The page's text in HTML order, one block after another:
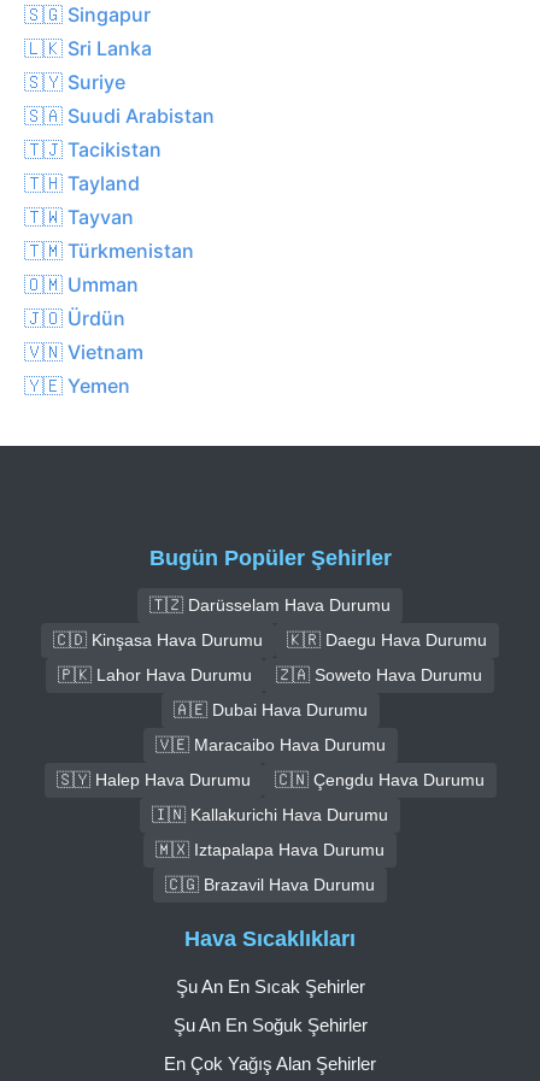
🇸🇬 Singapur
🇱🇰 Sri Lanka
🇸🇾 Suriye
🇸🇦 Suudi Arabistan
🇹🇯 Tacikistan
🇹🇭 Tayland
🇹🇼 Tayvan
🇹🇲 Türkmenistan
🇴🇲 Umman
🇯🇴 Ürdün
🇻🇳 Vietnam
🇾🇪 Yemen
Bugün Popüler Şehirler
🇹🇿 Darüsselam Hava Durumu
🇨🇩 Kinşasa Hava Durumu
🇰🇷 Daegu Hava Durumu
🇵🇰 Lahor Hava Durumu
🇿🇦 Soweto Hava Durumu
🇦🇪 Dubai Hava Durumu
🇻🇪 Maracaibo Hava Durumu
🇸🇾 Halep Hava Durumu
🇨🇳 Çengdu Hava Durumu
🇮🇳 Kallakurichi Hava Durumu
🇲🇽 Iztapalapa Hava Durumu
🇨🇬 Brazavil Hava Durumu
Hava Sıcaklıkları
Şu An En Sıcak Şehirler
Şu An En Soğuk Şehirler
En Çok Yağış Alan Şehirler